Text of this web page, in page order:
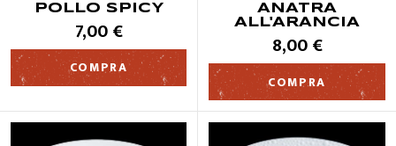
POLLO SPICY
7,00 €
COMPRA
ANATRA
ALL'ARANCIA
8,00 €
COMPRA